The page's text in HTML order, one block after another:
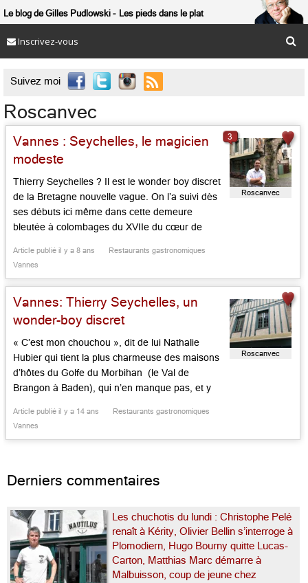
Le blog de Gilles Pudlowski Les pieds dans le plat
Inscrivez-vous
Suivez moi 
Roscanvec
Vannes : Seychelles, le magicien
modeste
Thierry Seychelles ? Il est le wonder boy discret
de la Bretagne nouvelle vague. On l’a suivi dès
ses débuts ici même dans cette demeure
bleutée à colombages du XVIIe du cœur de
certes, un peu à l’étroit, surtout dans sa cuisine
Article publié il y a 8 ans
Restaurants gastronomiques
Vannes
Roscanvec
3
Vannes: Thierry Seychelles, un
wonder-boy discret
« C’est mon chouchou », dit de lui Nathalie
Hubier qui tient la plus charmeuse des maisons
d’hôtes du Golfe du Morbihan (le Val de
Brangon à Baden), qui n’en manque pas, et y
délecter des mets délicieux et légers de ce
Article publié il y a 14 ans
Restaurants gastronomiques
Vannes
Roscanvec
Derniers commentaires
Les chuchotis du lundi : Christophe Pelé
renaît à Kérity, Olivier Bellin s’interroge à
Plomodiern, Hugo Bourny quitte Lucas-
Carton, Matthias Marc démarre à
Malbuisson, coup de jeune chez